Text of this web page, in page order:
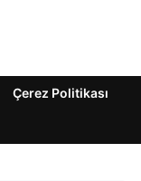
Çerez Politikası